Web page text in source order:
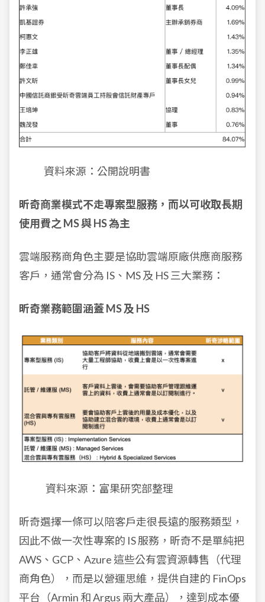
資料來源：公開說明書
昕奇商業模式不走專案型服務，而以可收取長期
使用費之 MS 與 HS 為主
雲端服務商角色主要是協助雲端原廠供應商服務
客戶，通常會分為 IS、MS 及 HS 三大業務：
昕奇業務範圍涵蓋 MS 及 HS
資料來源：富果研究部整理
昕奇選擇一條可以陪客戶走很長遠的服務類型，
因此不做一次性專案的 IS 服務，昕奇不是單純把
AWS、GCP、Azure 這些公有雲資源轉售（代理
商角色），而是以營運思維，提供自建的 FinOps
平台（Armin 和 Argus 兩大產品），達到成本優